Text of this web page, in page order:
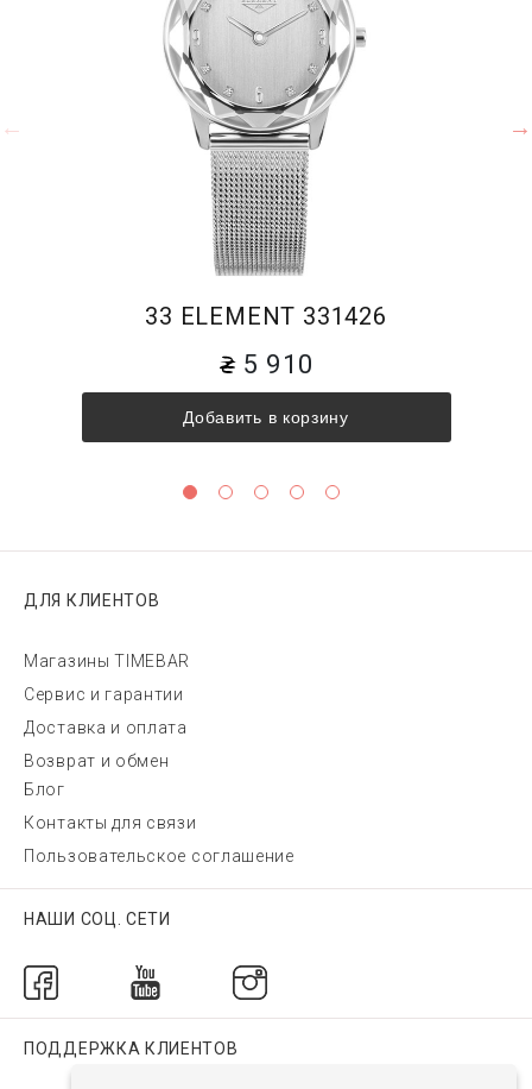
33 ELEMENT 331426
5 910
Добавить в корзину
ДЛЯ КЛИЕНТОВ
Магазины TIMEBAR
Сервис и гарантии
Доставка и оплата
Возврат и обмен
Блог
Контакты для связи
Пользовательское соглашение
НАШИ СОЦ. СЕТИ
ПОДДЕРЖКА КЛИЕНТОВ